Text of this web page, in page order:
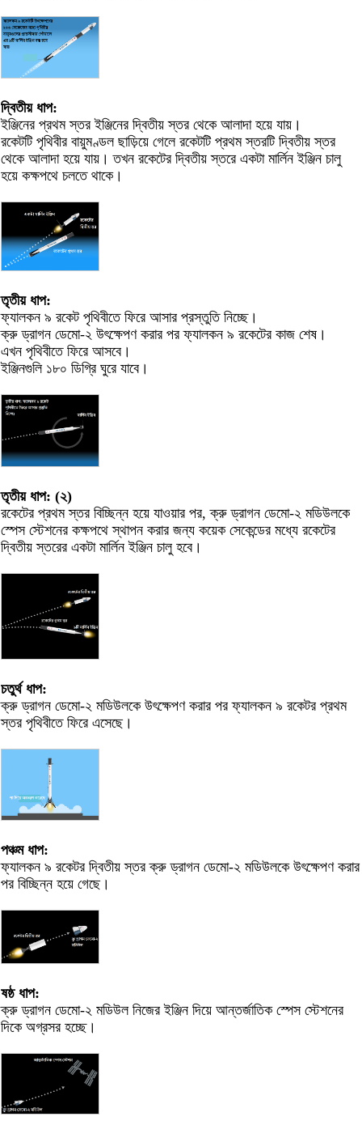
দ্বিতীয় ধাপ:
ইঞ্জিনের প্রথম স্তর ইঞ্জিনের দ্বিতীয় স্তর থেকে আলাদা হয়ে যায়।
রকেটটি পৃথিবীর বায়ুমণ্ডল ছাড়িয়ে গেলে রকেটটি প্রথম স্তরটি দ্বিতীয় স্তর
থেকে আলাদা হয়ে যায়। তখন রকেটের দ্বিতীয় স্তরে একটা মার্লিন ইঞ্জিন চালু
হয়ে কক্ষপথে চলতে থাকে।
তৃতীয় ধাপ:
ফ্যালকন ৯ রকেট পৃথিবীতে ফিরে আসার প্রস্তুতি নিচ্ছে।
ক্রু ড্রাগন ডেমো-২ উৎক্ষেপণ করার পর ফ্যালকন ৯ রকেটের কাজ শেষ।
এখন পৃথিবীতে ফিরে আসবে।
ইঞ্জিনগুলি ১৮০ ডিগ্রি ঘুরে যাবে।
তৃতীয় ধাপ: (২)
রকেটের প্রথম স্তর বিচ্ছিন্ন হয়ে যাওয়ার পর, ক্রু ড্রাগন ডেমো-২ মডিউলকে
স্পেস স্টেশনের কক্ষপথে স্থাপন করার জন্য কয়েক সেকেন্ডের মধ্যে রকেটের
দ্বিতীয় স্তরের একটা মার্লিন ইঞ্জিন চালু হবে।
চতুর্থ ধাপ:
ক্রু ড্রাগন ডেমো-২ মডিউলকে উৎক্ষেপণ করার পর ফ্যালকন ৯ রকেটর প্রথম
স্তর পৃথিবীতে ফিরে এসেছে।
পঞ্চম ধাপ:
ফ্যালকন ৯ রকেটর দ্বিতীয় স্তর ক্রু ড্রাগন ডেমো-২ মডিউলকে উৎক্ষেপণ করার
পর বিচ্ছিন্ন হয়ে গেছে।
ষষ্ঠ ধাপ:
ক্রু ড্রাগন ডেমো-২ মডিউল নিজের ইঞ্জিন দিয়ে আন্তর্জাতিক স্পেস স্টেশনের
দিকে অগ্রসর হচ্ছে।